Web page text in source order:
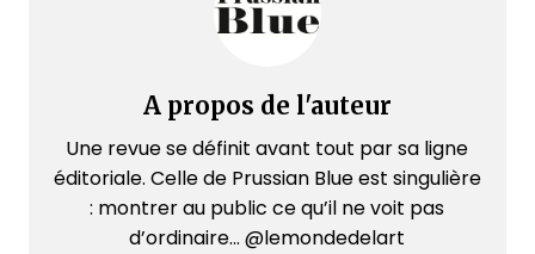
A propos de l'auteur
Une revue se définit avant tout par sa ligne
éditoriale. Celle de Prussian Blue est singulière
: montrer au public ce qu’il ne voit pas
d’ordinaire... @lemondedelart